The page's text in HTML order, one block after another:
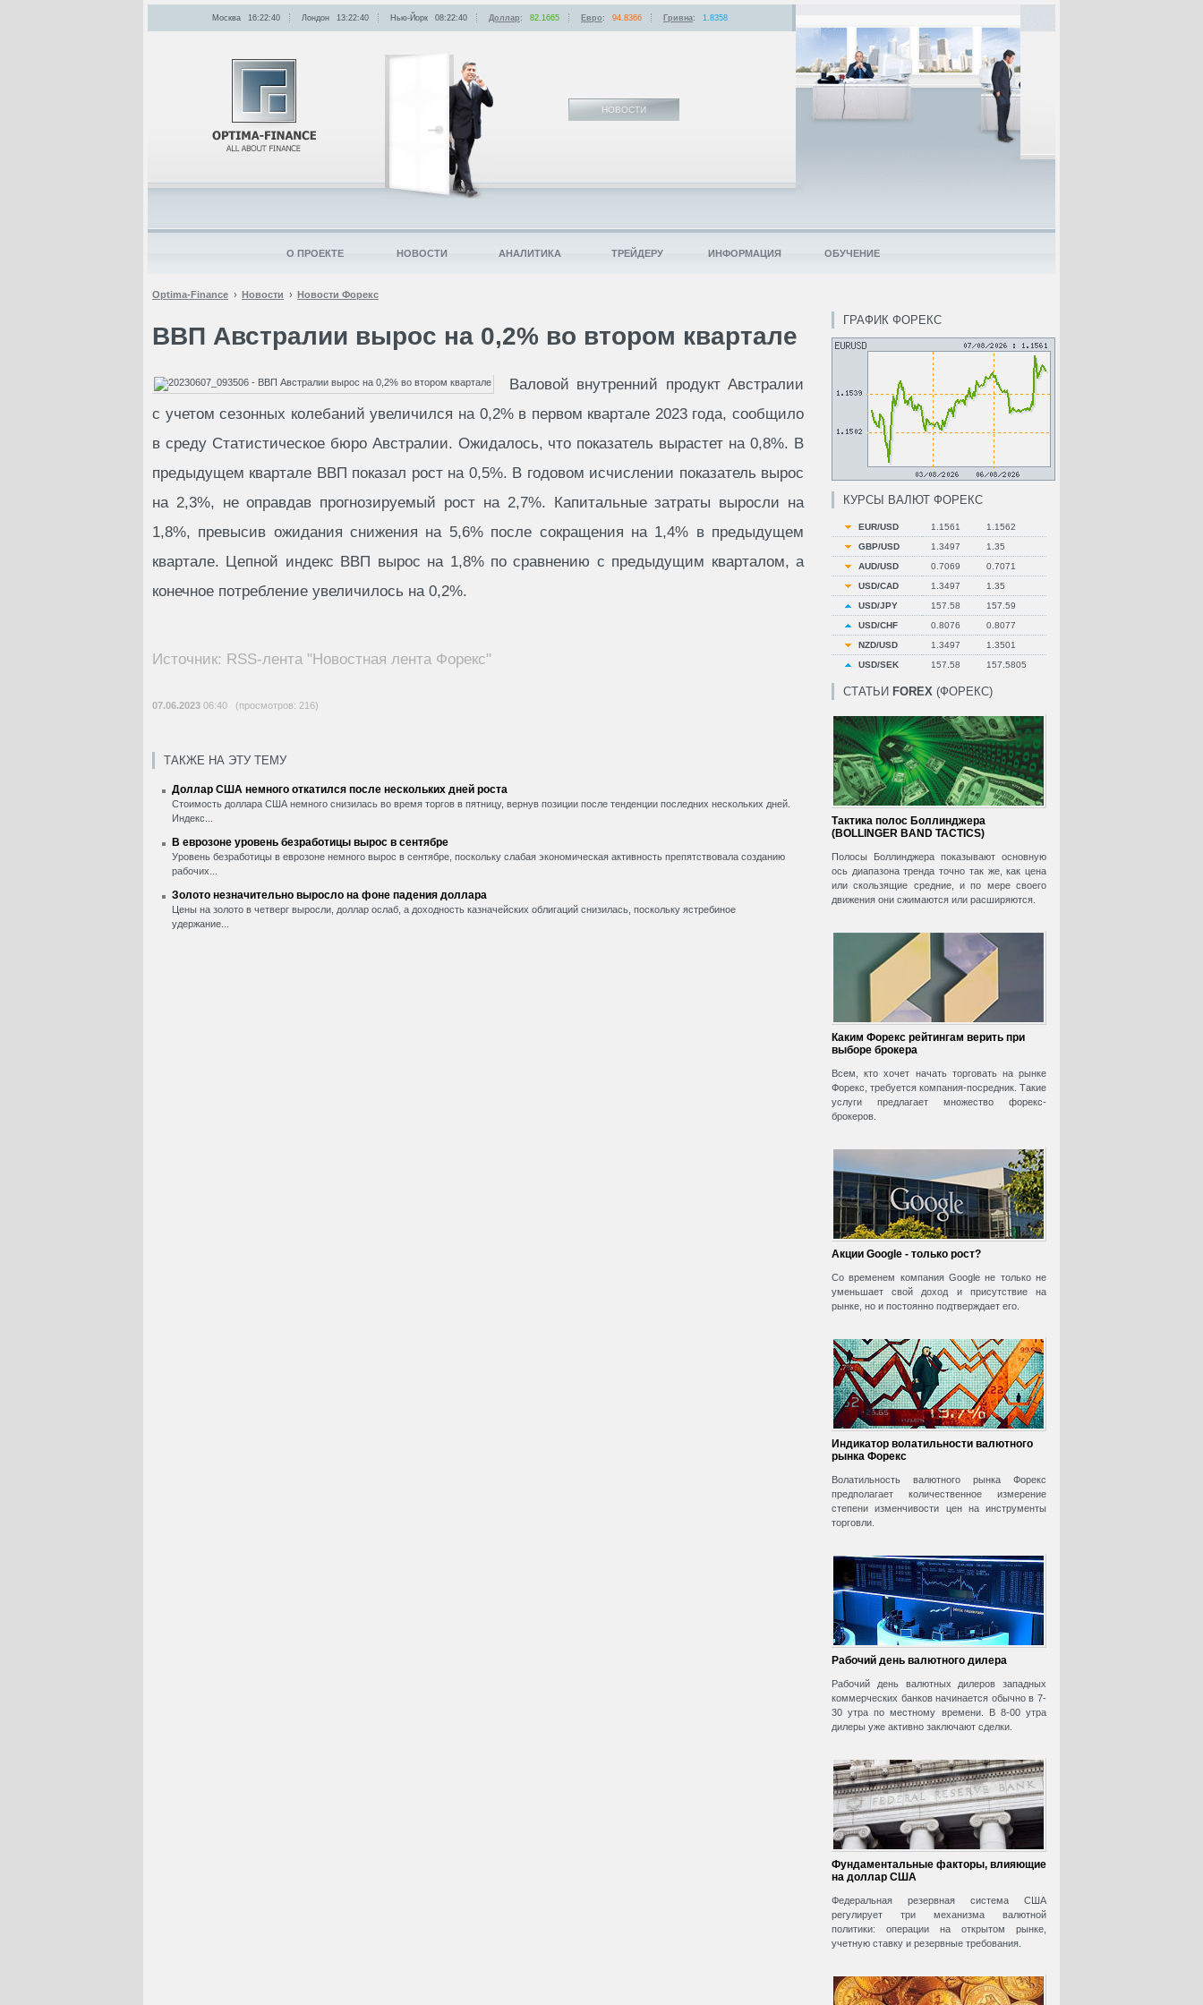
Optima-Finance Новости Новости Форекс
ВВП Австралии вырос на 0,2% во втором квартале
Валовой внутренний продукт Австралии
с учетом сезонных колебаний увеличился на 0,2% в первом квартале 2023 года, сообщило
в среду Статистическое бюро Австралии. Ожидалось, что показатель вырастет на 0,8%. В
предыдущем квартале ВВП показал рост на 0,5%. В годовом исчислении показатель вырос
на 2,3%, не оправдав прогнозируемый рост на 2,7%. Капитальные затраты выросли на
1,8%, превысив ожидания снижения на 5,6% после сокращения на 1,4% в предыдущем
квартале. Цепной индекс ВВП вырос на 1,8% по сравнению с предыдущим кварталом, а
конечное потребление увеличилось на 0,2%.
Источник: RSS-лента "Новостная лента Форекс"
07.06.2023 06:40 (просмотров: 216)
ТАКЖЕ НА ЭТУ ТЕМУ
Доллар США немного откатился после нескольких дней роста
Стоимость доллара США немного снизилась во время торгов в пятницу, вернув позиции после тенденции последних нескольких дней.
Индекс...
В еврозоне уровень безработицы вырос в сентябре
Уровень безработицы в еврозоне немного вырос в сентябре, поскольку слабая экономическая активность препятствовала созданию
рабочих...
Золото незначительно выросло на фоне падения доллара
Цены на золото в четверг выросли, доллар ослаб, а доходность казначейских облигаций снизилась, поскольку ястребиное
удержание...
ГРАФИК ФОРЕКС
КУРСЫ ВАЛЮТ ФОРЕКС
EUR/USD 1.1561
1.1562
GBP/USD
1.3497
1.35
AUD/USD
0.7069
0.7071
USD/CAD
1.3497
1.35
USD/JPY
157.58
157.59
USD/CHF
0.8076
0.8077
NZD/USD
1.3497
1.3501
USD/SEK
157.58 157.5805
СТАТЬИ FOREX (ФОРЕКС)
Тактика полос Боллинджера
(BOLLINGER BAND TACTICS)
Полосы Боллинджера показывают основную
ось диапазона тренда точно так же, как цена
или скользящие средние, и по мере своего
движения они сжимаются или расширяются.
Каким Форекс рейтингам верить при
выборе брокера
Всем, кто хочет начать торговать на рынке
Форекс, требуется компания-посредник. Такие
услуги предлагает множество форекс-
брокеров.
Акции Google - только рост?
Со временем компания Google не только не
уменьшает свой доход и присутствие на
рынке, но и постоянно подтверждает его.
Индикатор волатильности валютного
рынка Форекс
Волатильность валютного рынка Форекс
предполагает количественное измерение
степени изменчивости цен на инструменты
торговли.
Рабочий день валютного дилера
Рабочий день валютных дилеров западных
коммерческих банков начинается обычно в 7-
30 утра по местному времени. В 8-00 утра
дилеры уже активно заключают сделки.
Фундаментальные факторы, влияющие
на доллар США
Федеральная резервная система США
регулирует три механизма валютной
политики: операции на открытом рынке,
учетную ставку и резервные требования.
НОВОСТИ
Москва 16:22:40 Лондон 13:22:40 Нью-Йорк 08:22:40 Доллар: 82.1665 Евро: 94.8366 Гривна: 1.8358
О ПРОЕКТЕ НОВОСТИ АНАЛИТИКА ТРЕЙДЕРУ ИНФОРМАЦИЯ ОБУЧЕНИЕ